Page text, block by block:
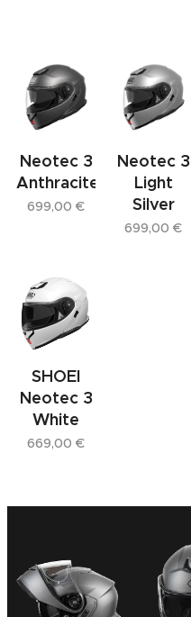
Neotec 3
Anthracite
699,00 €
Neotec 3
Light
Silver
699,00 €
SHOEI
Neotec 3
White
669,00 €